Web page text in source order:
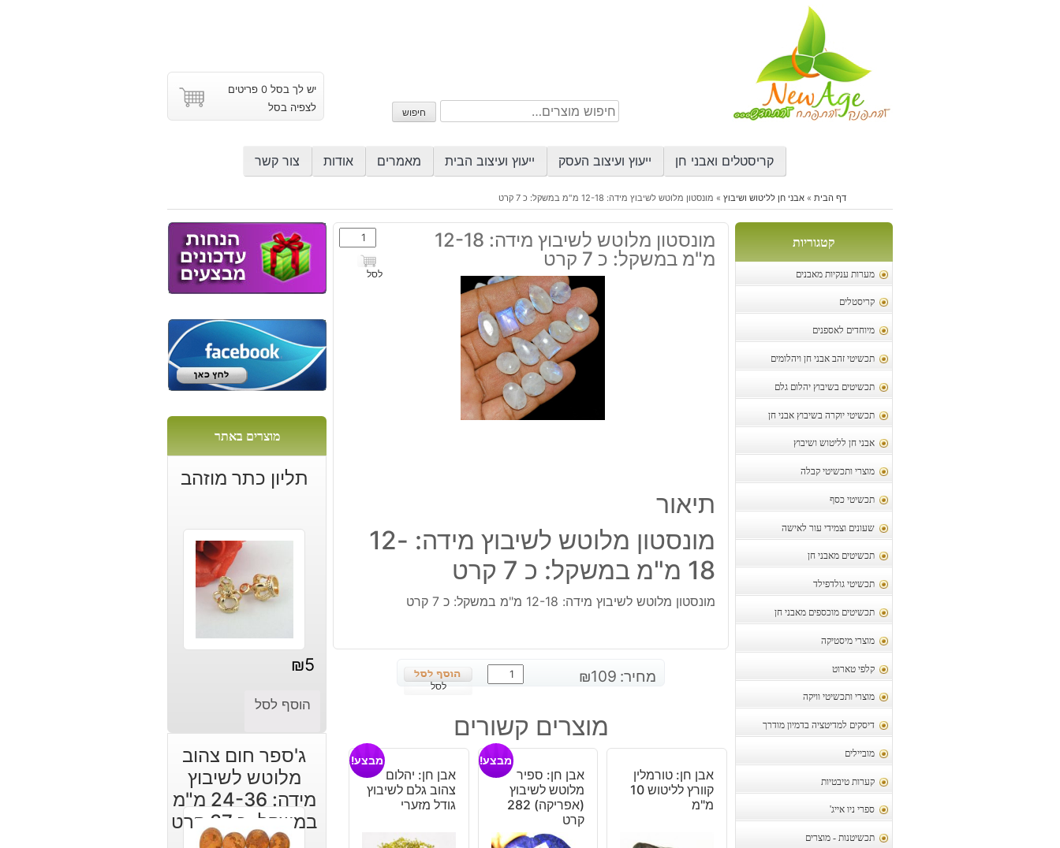
חיפוש
עבור:
חיפוש
יש לך בסל 0 פריטים
לצפיה בסל
קריסטלים ואבני חן ייעוץ ועיצוב העסק ייעוץ ועיצוב הבית מאמרים אודות צור קשר
דף הבית »אבני חן לליטוש ושיבוץ » מונסטון מלוטש לשיבוץ מידה: 12-18 מ"מ במשקל: כ 7 קרט
קטגוריות
מערות ענקיות מאבנים
קריסטלים
מיוחדים לאספנים
תכשיטי זהב אבני חן ויהלומים
תכשיטים בשיבוץ יהלום גלם
תכשיטי יוקרה בשיבוץ אבני חן
אבני חן לליטוש ושיבוץ
מוצרי ותכשיטי קבלה
תכשיטי כסף
שעונים וצמידי עור לאישה
תכשיטים מאבני חן
תכשיטי גולדפילד
תכשיטים מוכספים מאבני חן
מוצרי מיסטיקה
קלפי טארוט
מוצרי ותכשיטי וויקה
דיסקים למדיטציה בדמיון מודרך
מוביילים
קערות טיבטיות
ספרי ניו אייג'
תכשיטנות - מוצרים
מונסטון מלוטש לשיבוץ מידה: 12-18
מ"מ במשקל: כ 7 קרט
כמות
של
מונסטון
לסל
תיאור
מונסטון מלוטש לשיבוץ מידה: 12-
18 מ"מ במשקל: כ 7 קרט
מונסטון מלוטש לשיבוץ מידה: 12-18 מ"מ במשקל: כ 7 קרט
מחיר: ₪109
כמות
של
מלוטש
לשיבוץ
מידה:
12-
18
במשקל:
לסל
מוצרים קשורים
אבן חן: טורמלין
קוורץ לליטוש 10
מ"מ
אבן חן: ספיר
מלוטש לשיבוץ
(אפריקה) 282
קרט
מבצע!
אבן חן: יהלום
צהוב גלם לשיבוץ
גודל מזערי
מבצע!
מוצרים באתר
תליון כתר מוזהב
₪5
הוסף לסל
ג'ספר חום צהוב
מלוטש לשיבוץ
מידה: 24-36 מ"מ
במשקל: כ 37 קרט